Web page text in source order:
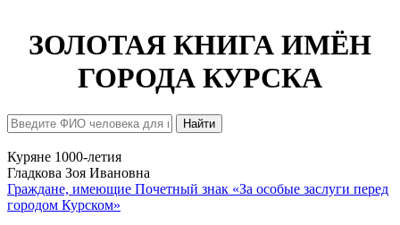
ЗОЛОТАЯ КНИГА ИМЁН
ГОРОДА КУРСКА
Найти
Куряне 1000-летия
Гладкова Зоя Ивановна
Граждане, имеющие Почетный знак «За особые заслуги перед
городом Курском»